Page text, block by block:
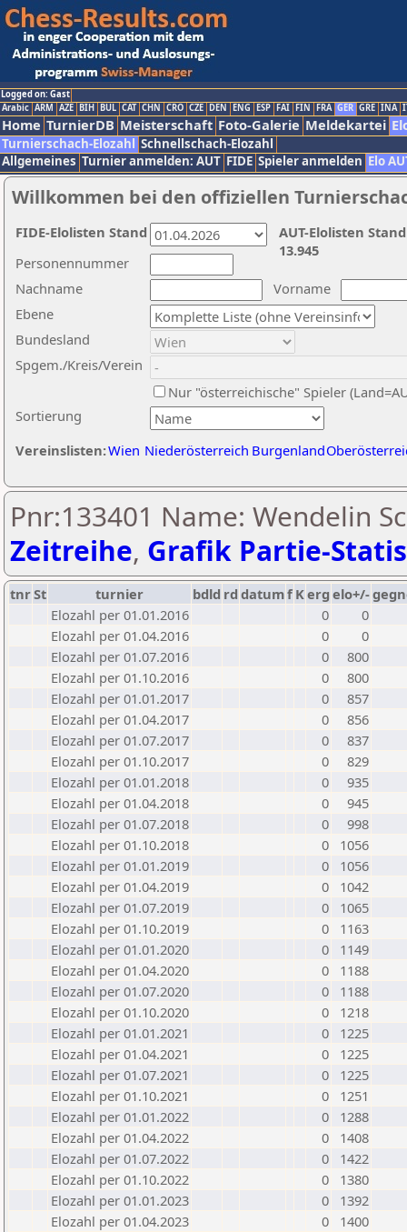
Logged on: Gast
Arabic ARM AZE BIH BUL CAT CHN CRO CZE DEN ENG ESP FAI FIN FRA GER GRE INA
Home TurnierDB Meisterschaft Foto-Galerie Meldekartei
Turnierschach-Elozahl Schnellschach-Elozahl
Allgemeines Turnier anmelden: AUT FIDE Spieler anmelden Elo
Willkommen bei den offiziellen
Nachname
Vorname
Ebene
Sortierung
Personennummer
Bundesland
Spgem./Kreis/Verein
Nur "österreichische" Spieler
Vereinslisten:Wien Niederösterreich Burgenland
AUT-Elolisten
13.945
FIDE-Elolisten Stand
Pnr:133401 Name: Wendelin
Zeitreihe, Grafik Partie-
tnrSt turnier bdld rd datumf Kerg elo+/-
Elozahl per 01.01.2016
0
0
Elozahl per 01.04.2016
0
0
Elozahl per 01.07.2016
0
800
Elozahl per 01.10.2016
0
800
Elozahl per 01.01.2017
0
857
Elozahl per 01.04.2017
0
856
Elozahl per 01.07.2017
0
837
Elozahl per 01.10.2017
0
829
Elozahl per 01.01.2018
0
935
Elozahl per 01.04.2018
0
945
Elozahl per 01.07.2018
0
998
Elozahl per 01.10.2018
0
1056
Elozahl per 01.01.2019
0
1056
Elozahl per 01.04.2019
0
1042
Elozahl per 01.07.2019
0
1065
Elozahl per 01.10.2019
0
1163
Elozahl per 01.01.2020
0
1149
Elozahl per 01.04.2020
0
1188
Elozahl per 01.07.2020
0
1188
Elozahl per 01.10.2020
0
1218
Elozahl per 01.01.2021
0
1225
Elozahl per 01.04.2021
0
1225
Elozahl per 01.07.2021
0
1225
Elozahl per 01.10.2021
0
1251
Elozahl per 01.01.2022
0
1288
Elozahl per 01.04.2022
0
1408
Elozahl per 01.07.2022
0
1422
Elozahl per 01.10.2022
0
1380
Elozahl per 01.01.2023
0
1392
Elozahl per 01.04.2023
0
1400